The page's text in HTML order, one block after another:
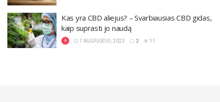
Kas yra CBD aliejus? – Svarbiausias CBD gidas,
kaip suprasti jo naudą
7 RUGPJŪČIO, 2023 2 11